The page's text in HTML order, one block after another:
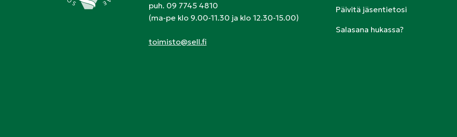
puh. 09 7745 4810
(ma-pe klo 9.00-11.30 ja klo 12.30-15.00)
toimisto@sell.fi
Päivitä jäsentietosi
Salasana hukassa?